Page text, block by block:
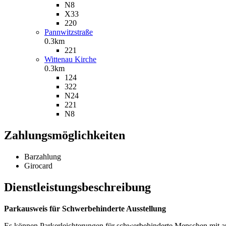
N8
X33
220
Pannwitzstraße
0.3km
221
Wittenau Kirche
0.3km
124
322
N24
221
N8
Zahlungsmöglichkeiten
Barzahlung
Girocard
Dienstleistungsbeschreibung
Parkausweis für Schwerbehinderte Ausstellung